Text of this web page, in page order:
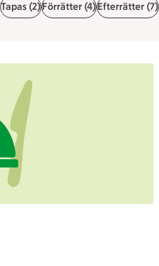
Tapas (2)Förrätter (4)Efterrätter (7)